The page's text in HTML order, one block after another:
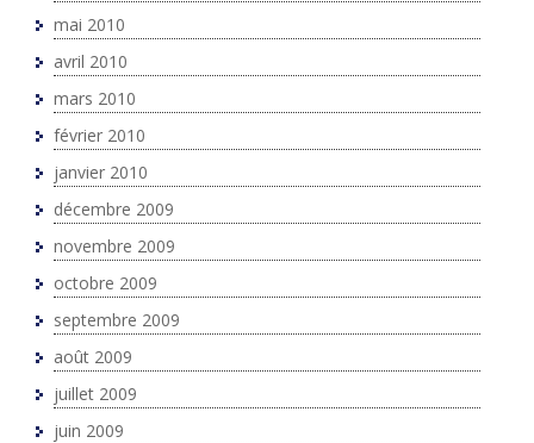
mai 2010
avril 2010
mars 2010
février 2010
janvier 2010
décembre 2009
novembre 2009
octobre 2009
septembre 2009
août 2009
juillet 2009
juin 2009